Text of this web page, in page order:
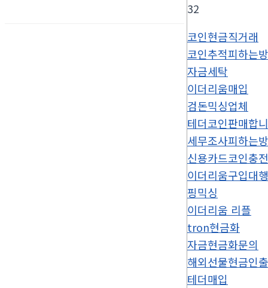
32
코인현금직거래
코인추적피하는
자금세탁
이더리움매입
검돈믹싱업체
테더코인판매합
세무조사피하는
신용카드코인충전
이더리움구입대행
핑믹싱
이더리움 리플
tron현금화
자금현금화문의
해외선물현금인출
테더매입